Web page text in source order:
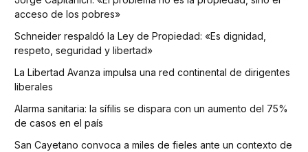
acceso de los pobres»
Schneider respaldó la Ley de Propiedad: «Es dignidad,
respeto, seguridad y libertad»
La Libertad Avanza impulsa una red continental de dirigentes
liberales
Alarma sanitaria: la sífilis se dispara con un aumento del 75%
de casos en el país
San Cayetano convoca a miles de fieles ante un contexto de